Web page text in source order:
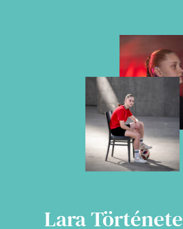
Lara Története